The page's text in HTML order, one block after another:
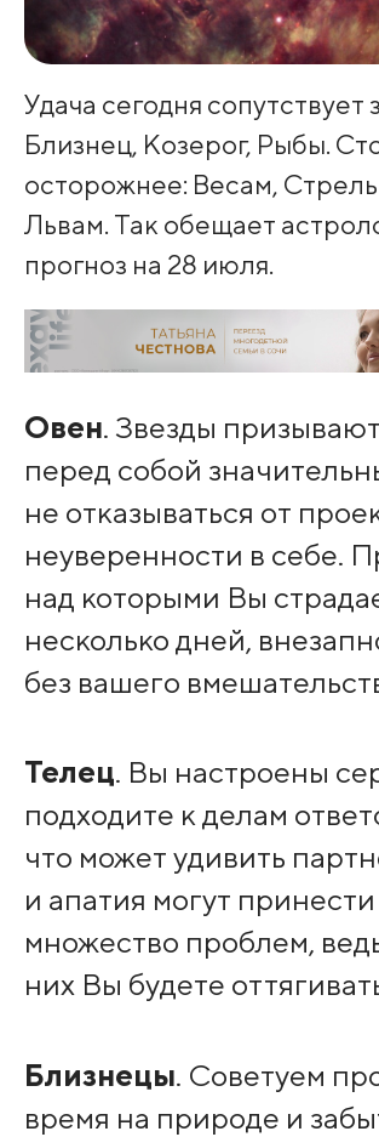
Удача сегодня сопутствует
Близнец, Козерог, Рыбы.
осторожнее: Весам,
Львам. Так обещает
прогноз на 28 июля.
Овен. Звезды
перед собой
не отказываться от
неуверенности в себе.
над которыми Вы
несколько дней,
без вашего
Телец. Вы настроены
подходите к делам
что может удивить
и апатия могут
множество проблем,
них Вы будете
Близнецы. Советуем
время на природе и